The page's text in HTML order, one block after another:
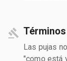
Las pujas
"como está